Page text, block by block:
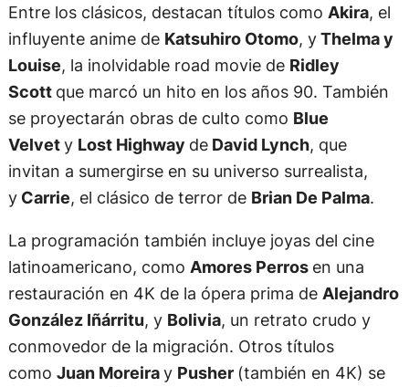
Entre los clásicos, destacan títulos como Akira, el
influyente anime de Katsuhiro Otomo, yThelma y
Louise, la inolvidable road movie de Ridley
Scott que marcó un hito en los años 90. También
se proyectarán obras de culto como Blue
Velvety Lost Highway deDavid Lynch, que
invitan a sumergirse en su universo surrealista,
yCarrie, el clásico de terror de Brian De Palma.
La programación también incluye joyas del cine
latinoamericano, como Amores Perros en una
restauración en 4K de la ópera prima de Alejandro
González Iñárritu, y Bolivia, un retrato crudo y
conmovedor de la migración. Otros títulos
como Juan Moreiray Pusher (también en 4K) se